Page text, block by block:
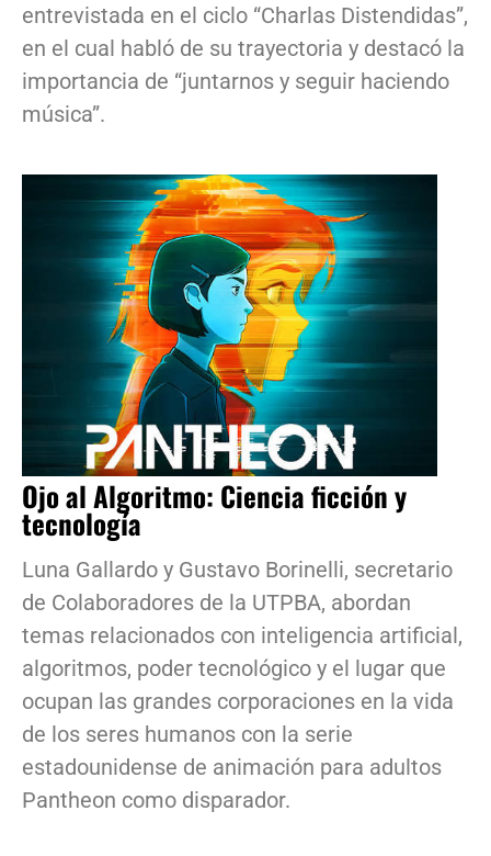
entrevistada en el ciclo “Charlas Distendidas”,
en el cual habló de su trayectoria y destacó la
importancia de “juntarnos y seguir haciendo
música”.
Ojo al Algoritmo: Ciencia ficción y
tecnología
Luna Gallardo y Gustavo Borinelli, secretario
de Colaboradores de la UTPBA, abordan
temas relacionados con inteligencia artificial,
algoritmos, poder tecnológico y el lugar que
ocupan las grandes corporaciones en la vida
de los seres humanos con la serie
estadounidense de animación para adultos
Pantheon como disparador.